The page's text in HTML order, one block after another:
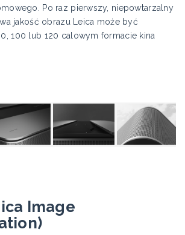
Po raz pierwszy, niepowtarzalny
jakość obrazu Leica może być
100 lub 120 calowym formacie kina
Image